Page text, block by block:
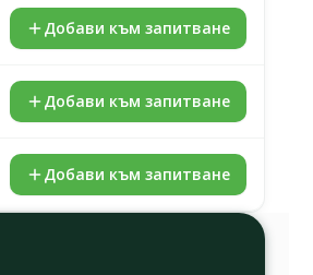
Добави към запитване
Добави към запитване
Добави към запитване